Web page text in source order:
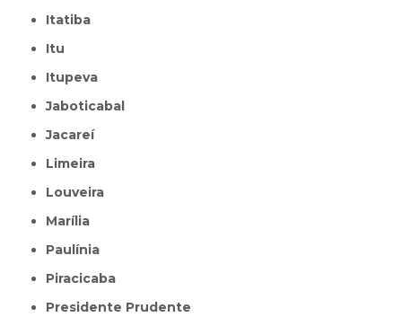
Itatiba
Itu
Itupeva
Jaboticabal
Jacareí
Limeira
Louveira
Marília
Paulínia
Piracicaba
Presidente Prudente